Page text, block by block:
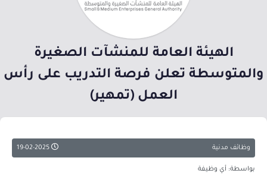
الهيئة العامة للمنشآت الصغيرة
والمتوسطة تعلن فرصة التدريب على رأس
العمل (تمهير)
وظائف مدنية
بواسطة: أي وظيفة